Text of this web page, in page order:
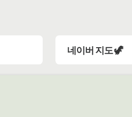
네이버 지도 🦖